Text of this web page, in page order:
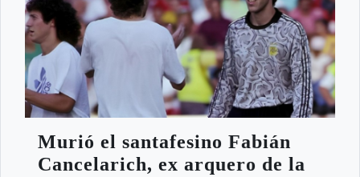
Murió el santafesino Fabián
Cancelarich, ex arquero de la